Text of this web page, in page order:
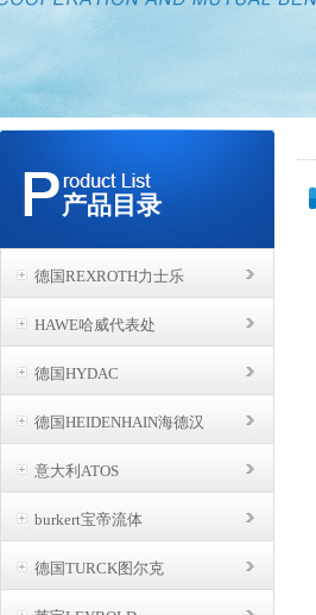
产品目录
德国REXROTH力士乐
HAWE哈威代表处
德国HYDAC
德国HEIDENHAIN海德汉
意大利ATOS
burkert宝帝流体
德国TURCK图尔克